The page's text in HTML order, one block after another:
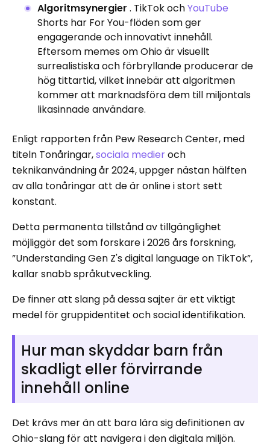
Algoritmsynergier . TikTok ochYouTube
Shorts har For You-flöden som ger
engagerande och innovativt innehåll.
Eftersom memes om Ohio är visuellt
surrealistiska och förbryllande producerar de
hög tittartid, vilket innebär att algoritmen
kommer att marknadsföra dem till miljontals
likasinnade användare.
Enligt rapporten från Pew Research Center, med
titeln Tonåringar,sociala medieroch
teknikanvändning år 2024, uppger nästan hälften
av alla tonåringar att de är online i stort sett
konstant.
Detta permanenta tillstånd av tillgänglighet
möjliggör det som forskare i 2026 års forskning,
”Understanding Gen Z's digital language on TikTok”,
kallar snabb språkutveckling.
De finner att slang på dessa sajter är ett viktigt
medel för gruppidentitet och social identifikation.
Hur man skyddar barn från
skadligt eller förvirrande
innehåll online
Det krävs mer än att bara lära sig definitionen av
Ohio-slang för att navigera i den digitala miljön.